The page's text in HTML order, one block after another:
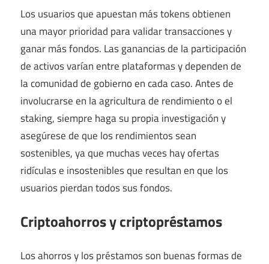
Los usuarios que apuestan más tokens obtienen
una mayor prioridad para validar transacciones y
ganar más fondos. Las ganancias de la participación
de activos varían entre plataformas y dependen de
la comunidad de gobierno en cada caso. Antes de
involucrarse en la agricultura de rendimiento o el
staking, siempre haga su propia investigación y
asegúrese de que los rendimientos sean
sostenibles, ya que muchas veces hay ofertas
ridículas e insostenibles que resultan en que los
usuarios pierdan todos sus fondos.
Criptoahorros y criptopréstamos
Los ahorros y los préstamos son buenas formas de